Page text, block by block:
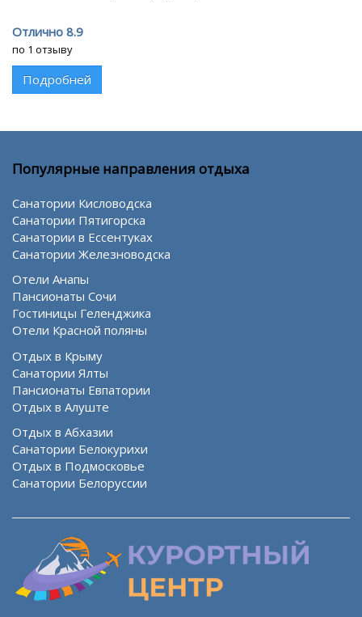
Отлично 8.9
по 1 отзыву
Подробней
Популярные направления отдыха
Санатории Кисловодска
Санатории Пятигорска
Санатории в Ессентуках
Санатории Железноводска
Отели Анапы
Пансионаты Сочи
Гостиницы Геленджика
Отели Красной поляны
Отдых в Крыму
Санатории Ялты
Пансионаты Евпатории
Отдых в Алуште
Отдых в Абхазии
Санатории Белокурихи
Отдых в Подмосковье
Санатории Белоруссии